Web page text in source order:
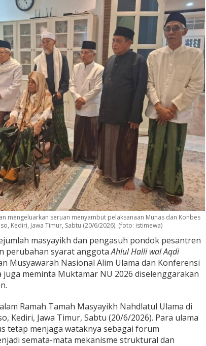
mengeluarkan seruan menyambut pelaksanaan Munas dan Konbes
Kediri, Jawa Timur, Sabtu (20/6/2026). (foto: istimewa)
masyayikh dan pengasuh pondok pesantren
perubahan syarat anggotaAhlul Halli wal Aqdi
Musyawarah Nasional Alim Ulama dan Konferensi
meminta Muktamar NU 2026 diselenggarakan
Ramah Tamah Masyayikh Nahdlatul Ulama di
Kediri, Jawa Timur, Sabtu (20/6/2026). Para ulama
tetap menjaga wataknya sebagai forum
semata-mata mekanisme struktural dan